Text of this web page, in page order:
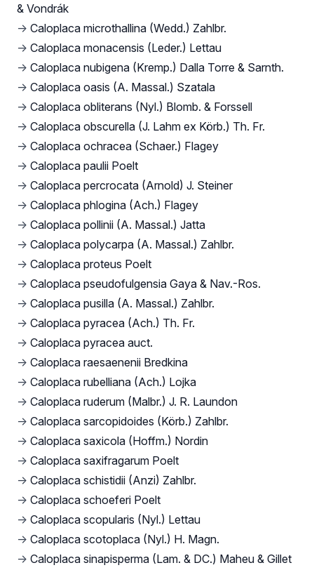
& Vondrák
→ Caloplaca microthallina (Wedd.) Zahlbr.
→ Caloplaca monacensis (Leder.) Lettau
→ Caloplaca nubigena (Kremp.) Dalla Torre & Sarnth.
→ Caloplaca oasis (A. Massal.) Szatala
→ Caloplaca obliterans (Nyl.) Blomb. & Forssell
→ Caloplaca obscurella (J. Lahm ex Körb.) Th. Fr.
→ Caloplaca ochracea (Schaer.) Flagey
→ Caloplaca paulii Poelt
→ Caloplaca percrocata (Arnold) J. Steiner
→ Caloplaca phlogina (Ach.) Flagey
→ Caloplaca pollinii (A. Massal.) Jatta
→ Caloplaca polycarpa (A. Massal.) Zahlbr.
→ Caloplaca proteus Poelt
→ Caloplaca pseudofulgensia Gaya & Nav.-Ros.
→ Caloplaca pusilla (A. Massal.) Zahlbr.
→ Caloplaca pyracea (Ach.) Th. Fr.
→ Caloplaca pyracea auct.
→ Caloplaca raesaenenii Bredkina
→ Caloplaca rubelliana (Ach.) Lojka
→ Caloplaca ruderum (Malbr.) J. R. Laundon
→ Caloplaca sarcopidoides (Körb.) Zahlbr.
→ Caloplaca saxicola (Hoffm.) Nordin
→ Caloplaca saxifragarum Poelt
→ Caloplaca schistidii (Anzi) Zahlbr.
→ Caloplaca schoeferi Poelt
→ Caloplaca scopularis (Nyl.) Lettau
→ Caloplaca scotoplaca (Nyl.) H. Magn.
→ Caloplaca sinapisperma (Lam. & DC.) Maheu & Gillet